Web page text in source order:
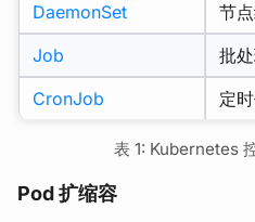
DaemonSet
节
Job
批
CronJob
定
表 1: Kubernetes
Pod 扩缩容